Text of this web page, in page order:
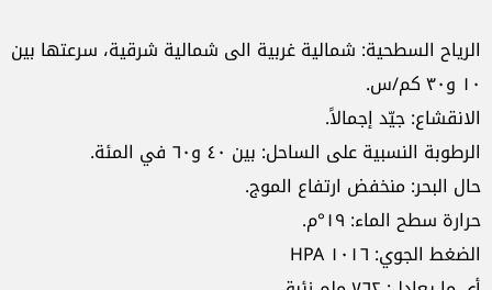
الرياح السطحية: شمالية غربية الى شمالية شرقية، سرعتها بين
١٠ و٣٠ كم/س.
الانقشاع: جيّد إجمالاً.
الرطوبة النسبية على الساحل: بين ٤٠ و٦٠ في المئة.
حال البحر: منخفض ارتفاع الموج.
حرارة سطح الماء: ١٩°م.
الضغط الجوي: ١٠١٦ HPA